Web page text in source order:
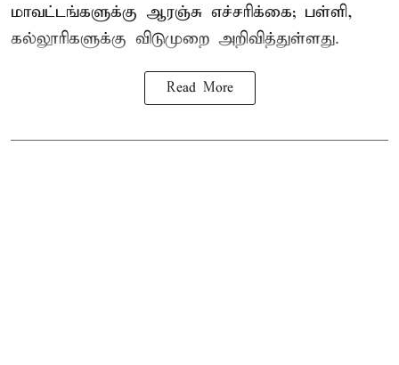
மாவட்டங்களுக்கு ஆரஞ்சு எச்சரிக்கை; பள்ளி,
கல்லூரிகளுக்கு விடுமுறை அறிவித்துள்ளது.
Read More